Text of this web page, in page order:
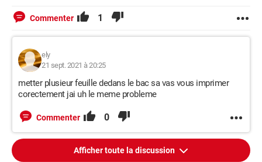
Commenter 1
ely
21 sept. 2021 à 20:25
metter plusieur feuille dedans le bac sa vas vous imprimer
corectement jai uh le meme probleme
Commenter 0
Afficher toute la discussion